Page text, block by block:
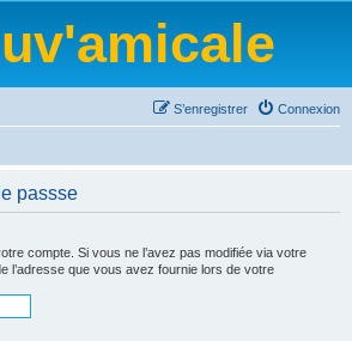
Connexion
S’enregistrer
passse
compte. Si vous ne l’avez pas modifiée via votre
l’adresse que vous avez fournie lors de votre